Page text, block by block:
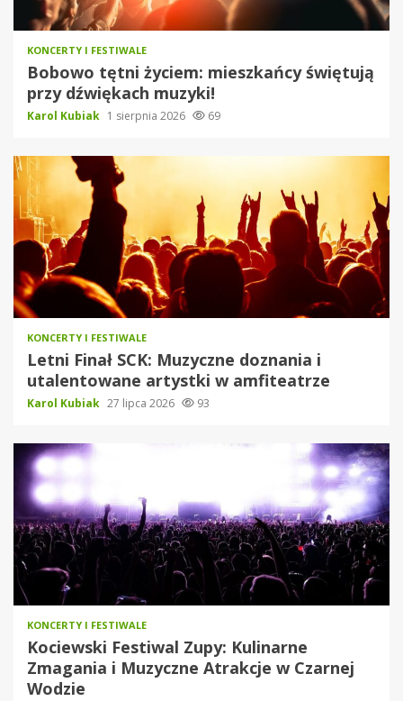
KONCERTY I FESTIWALE
Bobowo tętni życiem: mieszkańcy świętują
przy dźwiękach muzyki!
Karol Kubiak 1 sierpnia 2026 69
KONCERTY I FESTIWALE
Letni Finał SCK: Muzyczne doznania i
utalentowane artystki w amfiteatrze
Karol Kubiak 27 lipca 2026 93
KONCERTY I FESTIWALE
Kociewski Festiwal Zupy: Kulinarne
Zmagania i Muzyczne Atrakcje w Czarnej
Wodzie